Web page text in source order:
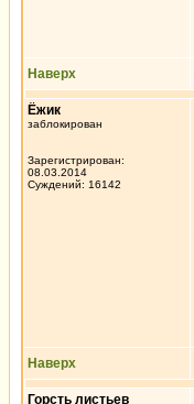
Наверх
Ёжик
заблокирован
Зарегистрирован:
08.03.2014
Суждений: 16142
Наверх
Горсть листьев